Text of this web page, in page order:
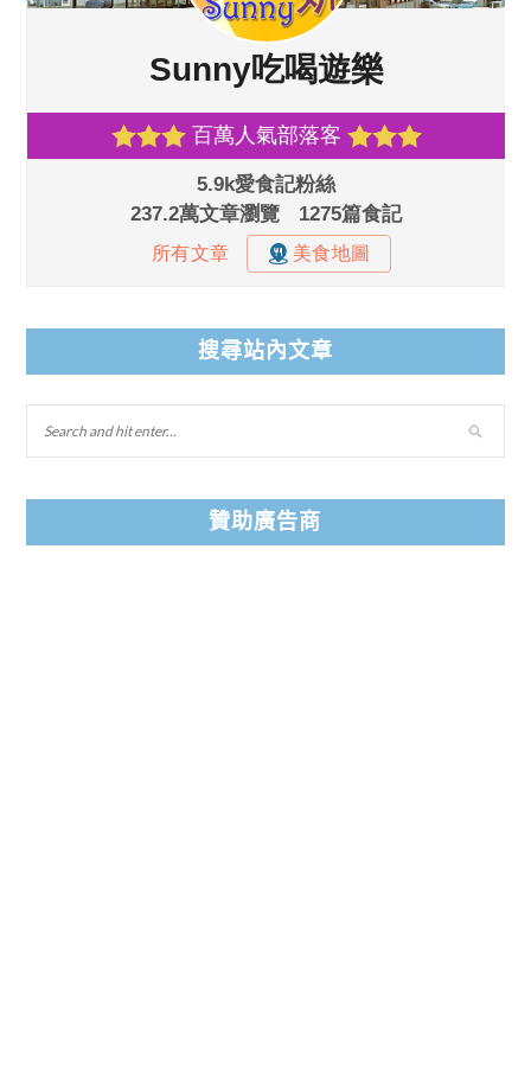
搜尋站內文章
贊助廣告商